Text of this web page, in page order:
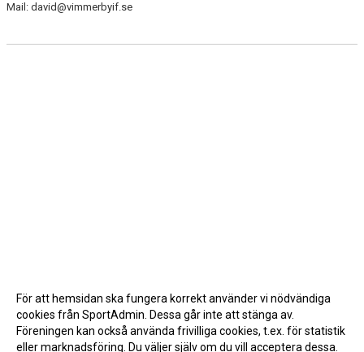
Mail: david@vimmerbyif.se
För att hemsidan ska fungera korrekt använder vi nödvändiga
cookies från SportAdmin. Dessa går inte att stänga av.
Föreningen kan också använda frivilliga cookies, t.ex. för statistik
eller marknadsföring. Du väljer själv om du vill acceptera dessa.